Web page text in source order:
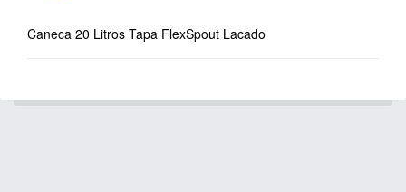
Caneca 20 Litros Tapa FlexSpout Lacado